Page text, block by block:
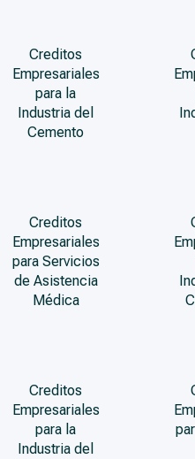
Creditos
Empresariales
para la
Industria del
Cemento
Creditos
Empresariales
para Servicios
de Asistencia
Médica
Creditos
Empresariales
para la
Industria del